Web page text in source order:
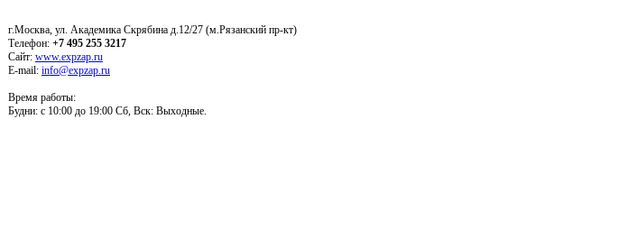
г.Москва, ул. Академика Скрябина д.12/27 (м.Рязанский пр-кт)
Телефон: +7 495 255 3217
Сайт: www.expzap.ru
E-mail: info@expzap.ru
Время работы:
Будни: c 10:00 до 19:00 Сб, Вск: Выходные.